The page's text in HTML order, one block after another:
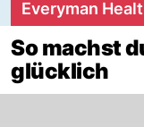
Everyman
So machst
glücklich